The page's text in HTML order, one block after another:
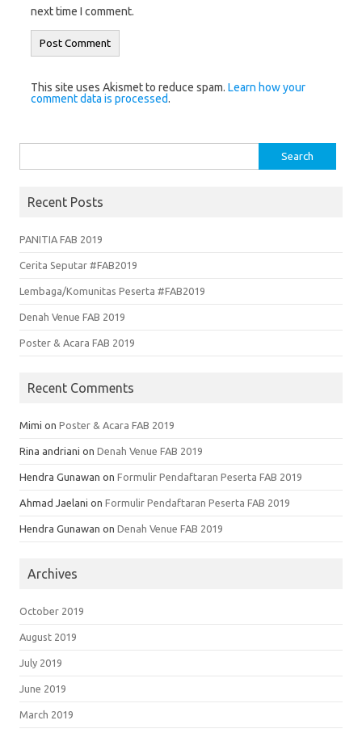
next time I comment.
This site uses Akismet to reduce spam. Learn how your
comment data is processed.
for:
Recent Posts
PANITIA FAB 2019
Cerita Seputar #FAB2019
Lembaga/Komunitas Peserta #FAB2019
Denah Venue FAB 2019
Poster & Acara FAB 2019
Recent Comments
Mimi on Poster & Acara FAB 2019
Rina andriani on Denah Venue FAB 2019
Hendra Gunawan on Formulir Pendaftaran Peserta FAB 2019
Ahmad Jaelani on Formulir Pendaftaran Peserta FAB 2019
Hendra Gunawan on Denah Venue FAB 2019
Archives
October 2019
August 2019
July 2019
June 2019
March 2019